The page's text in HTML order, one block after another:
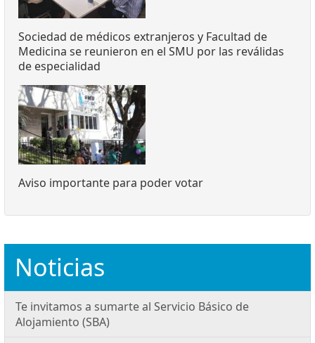
Sociedad de médicos extranjeros y Facultad de
Medicina se reunieron en el SMU por las reválidas
de especialidad
Aviso importante para poder votar
Noticias
Te invitamos a sumarte al Servicio Básico de
Alojamiento (SBA)